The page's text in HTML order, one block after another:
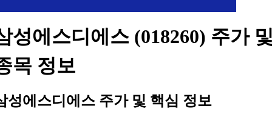
성에스디에스 (018260) 주가
목 정보
성에스디에스 주가 및 핵심 정보